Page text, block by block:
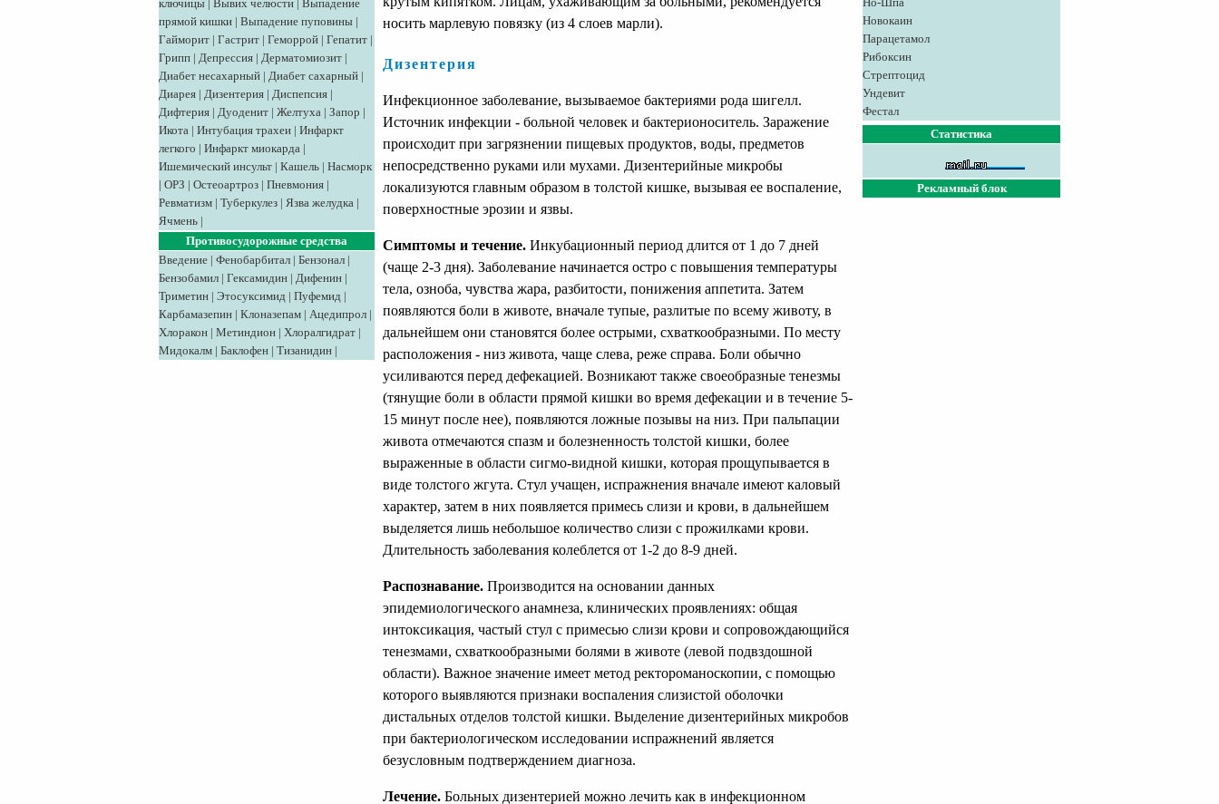
ключицы | Вывих челюсти | Выпадение
прямой кишки | Выпадение пуповины |
Гайморит | Гастрит | Геморрой | Гепатит |
Грипп | Депрессия | Дерматомиозит |
Диабет несахарный | Диабет сахарный |
Диарея | Дизентерия | Диспепсия |
Дифтерия | Дуоденит | Желтуха | Запор |
Икота | Интубация трахеи | Инфаркт
легкого | Инфаркт миокарда |
Ишемический инсульт | Кашель | Насморк
| ОРЗ | Остеоартроз | Пневмония |
Ревматизм | Туберкулез | Язва желудка |
Ячмень |
Противосудорожные средства
Введение | Фенобарбитал | Бензонал |
Бензобамил | Гексамидин | Дифенин |
Триметин | Этосуксимид | Пуфемид |
Карбамазепин | Клоназепам | Ацедипрол |
Хлоракон | Метиндион | Хлоралгидрат |
Мидокалм | Баклофен | Тизанидин |
носить марлевую повязку (из 4 слоев марли).
Дизентерия
Инфекционное заболевание, вызываемое бактериями рода шигелл.
Источник инфекции - больной человек и бактерионоситель. Заражение
происходит при загрязнении пищевых продуктов, воды, предметов
непосредственно руками или мухами. Дизентерийные микробы
локализуются главным образом в толстой кишке, вызывая ее воспаление,
поверхностные эрозии и язвы.
Симптомы и течение. Инкубационный период длится от 1 до 7 дней
(чаще 2-3 дня). Заболевание начинается остро с повышения температуры
тела, озноба, чувства жара, разбитости, понижения аппетита. Затем
появляются боли в животе, вначале тупые, разлитые по всему животу, в
дальнейшем они становятся более острыми, схваткообразными. По месту
расположения - низ живота, чаще слева, реже справа. Боли обычно
усиливаются перед дефекацией. Возникают также своеобразные тенезмы
(тянущие боли в области прямой кишки во время дефекации и в течение 5-
15 минут после нее), появляются ложные позывы на низ. При пальпации
живота отмечаются спазм и болезненность толстой кишки, более
выраженные в области сигмо-видной кишки, которая прощупывается в
виде толстого жгута. Стул учащен, испражнения вначале имеют каловый
характер, затем в них появляется примесь слизи и крови, в дальнейшем
выделяется лишь небольшое количество слизи с прожилками крови.
Длительность заболевания колеблется от 1-2 до 8-9 дней.
Распознавание. Производится на основании данных
эпидемиологического анамнеза, клинических проявлениях: общая
интоксикация, частый стул с примесью слизи крови и сопровождающийся
тенезмами, схваткообразными болями в животе (левой подвздошной
области). Важное значение имеет метод ректороманоскопии, с помощью
которого выявляются признаки воспаления слизистой оболочки
дистальных отделов толстой кишки. Выделение дизентерийных микробов
при бактериологическом исследовании испражнений является
безусловным подтверждением диагноза.
Лечение. Больных дизентерией можно лечить как в инфекционном
Новокаин
Парацетамол
Рибоксин
Стрептоцид
Ундевит
Фестал
Статистика
Рекламный блок